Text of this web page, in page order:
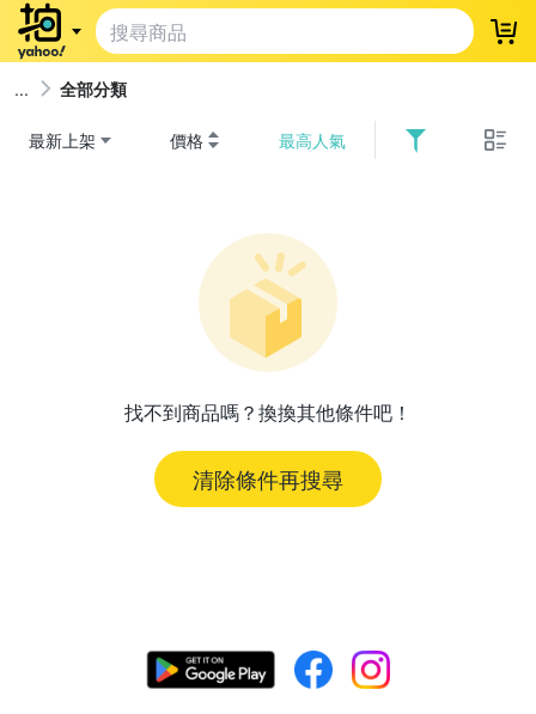
登
全部分類
最新上架 價格 最高人氣
找不到商品嗎？換換其他條件吧！
清除條件再搜尋